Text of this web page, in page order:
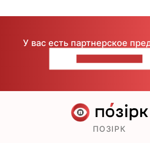
У вас есть партнерское
ПОЗІРК